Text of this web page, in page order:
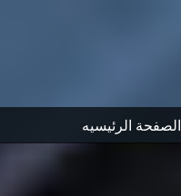
الصفحة الرئيسيه